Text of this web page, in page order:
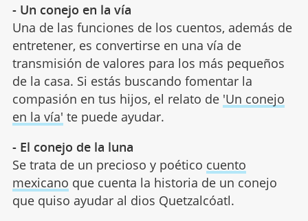
- Un conejo en la vía
Una de las funciones de los cuentos, además de
entretener, es convertirse en una vía de
transmisión de valores para los más pequeños
de la casa. Si estás buscando fomentar la
compasión en tus hijos, el relato de 'Un conejo
en la vía' te puede ayudar.
- El conejo de la luna
Se trata de un precioso y poético cuento
mexicano que cuenta la historia de un conejo
que quiso ayudar al dios Quetzalcóatl.